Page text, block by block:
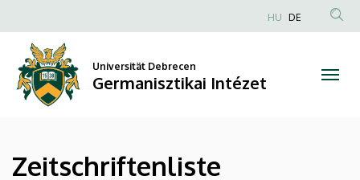
Germanisztikai
Intézet
zum
Inhalt
Anonim
fiók
HU DE
Universität Debrecen
Germanisztikai Intézet
Zeitschriftenliste